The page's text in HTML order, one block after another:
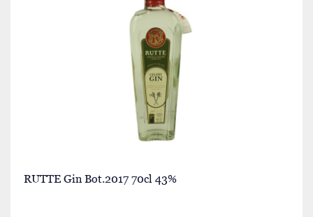
RUTTE Gin Bot.2017 70cl 43%